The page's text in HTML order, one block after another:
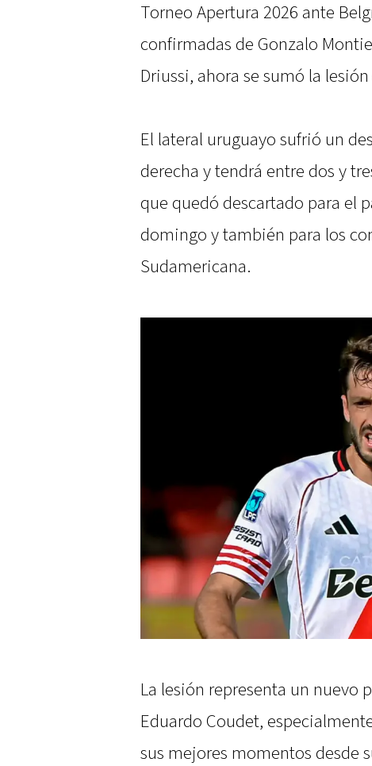
Torneo Apertura 2026 ante
confirmadas de Gonzalo
Driussi, ahora se sumó la
El lateral uruguayo sufrió un
derecha y tendrá entre dos y
que quedó descartado para el
domingo y también para los
Sudamericana.
La lesión representa un nuevo
Eduardo Coudet,
sus mejores momentos desde